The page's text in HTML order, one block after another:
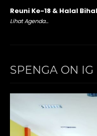
Reuni Ke-18 & Halal
Lihat Agenda...
SPENGA ON IG